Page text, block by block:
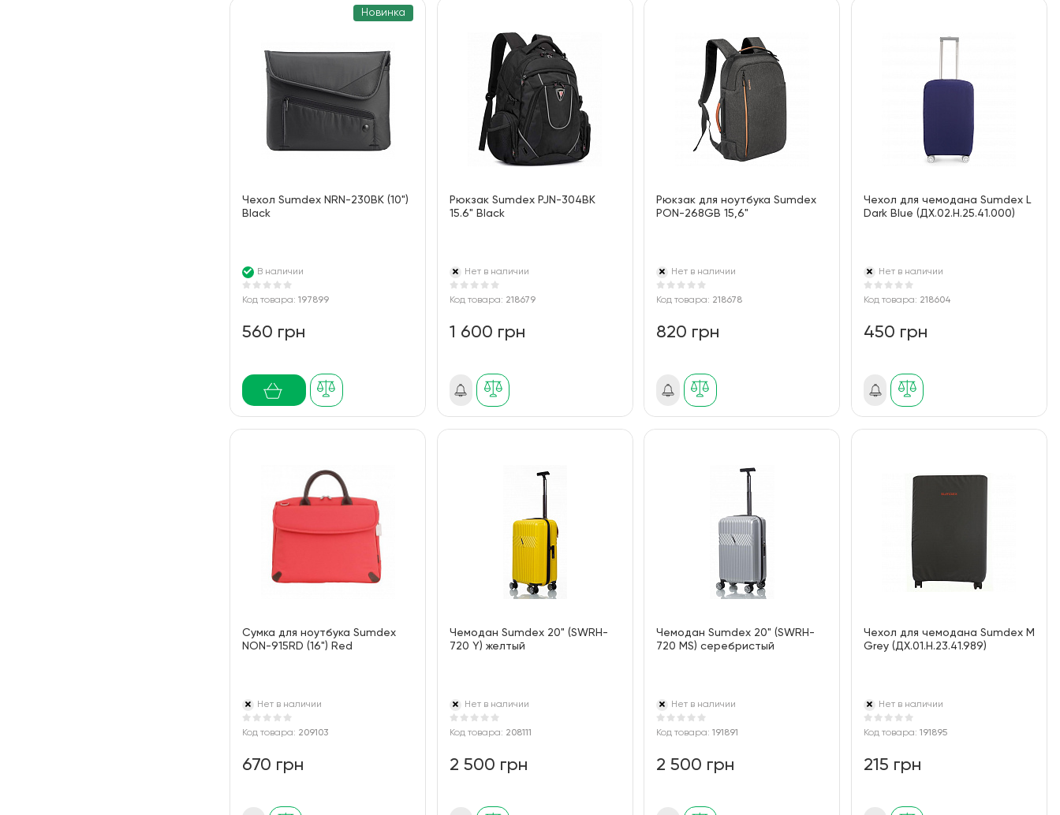
Новинка
Чехол Sumdex NRN-230BK (10")
Black
В наличии
Код товара: 197899
560 грн
Рюкзак Sumdex PJN-304BK
15.6" Black
Нет в наличии
Код товара: 218679
1 600 грн
Рюкзак для ноутбука Sumdex
PON-268GB 15,6"
Нет в наличии
Код товара: 218678
820 грн
Чехол для чемодана Sumdex L
Dark Blue (ДХ.02.Н.25.41.000)
Нет в наличии
Код товара: 218604
450 грн
Сумка для ноутбука Sumdex
NON-915RD (16") Red
Нет в наличии
Код товара: 209103
670 грн
Чемодан Sumdex 20" (SWRH-
720 Y) желтый
Нет в наличии
Код товара: 208111
2 500 грн
Чемодан Sumdex 20" (SWRH-
720 MS) серебристый
Нет в наличии
Код товара:191891
2 500 грн
Чехол для чемодана Sumdex M
Grey (ДХ.01.Н.23.41.989)
Нет в наличии
Код товара: 191895
215 грн